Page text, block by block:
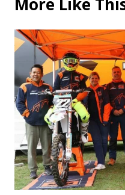
More Like